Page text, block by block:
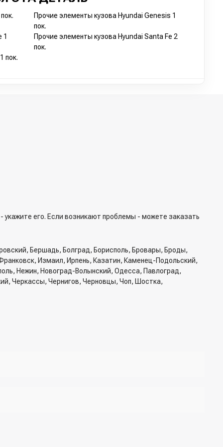
Прочие элементы кузова Hyundai Genesis 1
пок.
1
Прочие элементы кузова Hyundai Santa Fe 2
пок.
пок.
его. Если возникают проблемы - можете заказать
Бершадь, Болград, Борисполь, Бровары, Броды,
Измаил, Ирпень, Казатин, Каменец-Подольский,
Нежин, Новоград-Волынский, Одесса, Павлоград,
Черкассы, Чернигов, Черновцы, Чоп, Шостка,